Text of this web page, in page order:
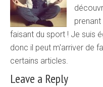
faisant du sport ! Je suis
donc il peut m'arriver de
certains articles.
Leave a Reply